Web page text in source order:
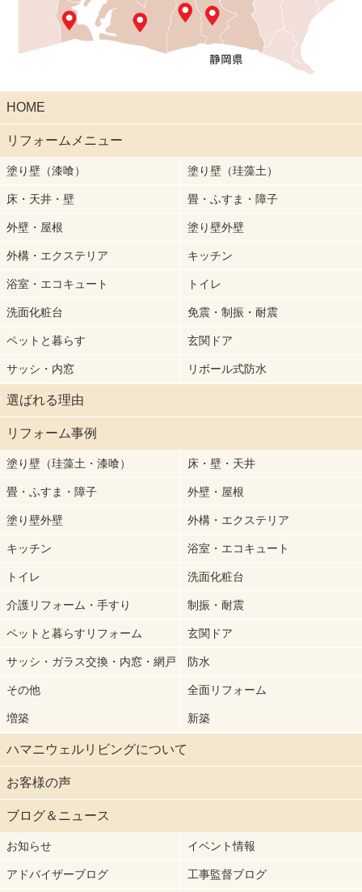
HOME
リフォームメニュー
塗り壁（漆喰） 塗り壁（珪藻土）
床・天井・壁 畳・ふすま・障子
外壁・屋根 塗り壁外壁
外構・エクステリア キッチン
浴室・エコキュート トイレ
洗面化粧台 免震・制振・耐震
ペットと暮らす 玄関ドア
サッシ・内窓 リボール式防水
選ばれる理由
リフォーム事例
塗り壁（珪藻土・漆喰） 床・壁・天井
畳・ふすま・障子 外壁・屋根
塗り壁外壁 外構・エクステリア
キッチン 浴室・エコキュート
トイレ 洗面化粧台
介護リフォーム・手すり 制振・耐震
ペットと暮らすリフォーム 玄関ドア
サッシ・ガラス交換・内窓・網戸 防水
その他 全面リフォーム
増築 新築
ハマニウェルリビングについて
お客様の声
ブログ＆ニュース
お知らせ イベント情報
アドバイザーブログ 工事監督ブログ